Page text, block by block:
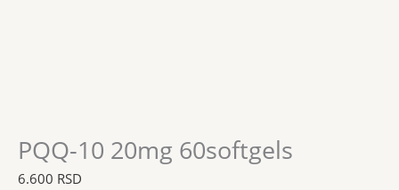
PQQ-10 20mg 60softgels
6.600 RSD